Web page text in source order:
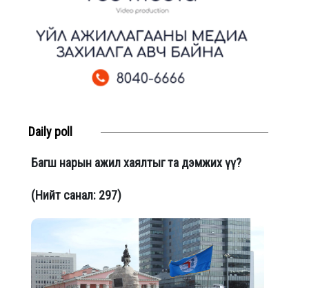
Daily poll
Багш нарын ажил хаялтыг та дэмжих үү?
(Нийт санал: 297)